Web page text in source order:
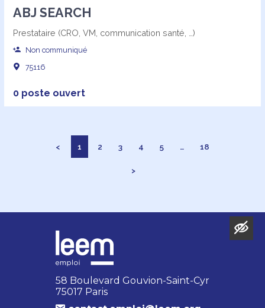
ABJ SEARCH
Prestataire (CRO, VM, communication santé, …)
Non communiqué
75116
0 poste ouvert
< 1 2 3 4 5 … 18
>
58 Boulevard Gouvion-Saint-Cyr
75017 Paris